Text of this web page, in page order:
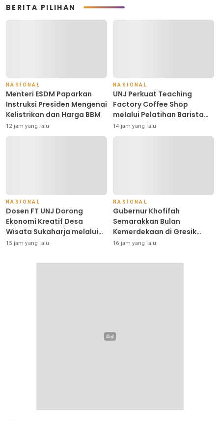
BERITA PILIHAN
NASIONAL
Menteri ESDM Paparkan
Instruksi Presiden Mengenai
Kelistrikan dan Harga BBM
12 jam yang lalu
NASIONAL
UNJ Perkuat Teaching
Factory Coffee Shop
melalui Pelatihan Barista
dan Produksi Cookies di
SLBN 2 Central Kota Cimahi
14 jam yang lalu
NASIONAL
Dosen FT UNJ Dorong
Ekonomi Kreatif Desa
Wisata Sukaharja melalui
Pelatihan Cenderamata
15 jam yang lalu
NASIONAL
Gubernur Khofifah
Semarakkan Bulan
Kemerdekaan di Gresik
Lewat Pasar Murah dan
Merah Putih
16 jam yang lalu